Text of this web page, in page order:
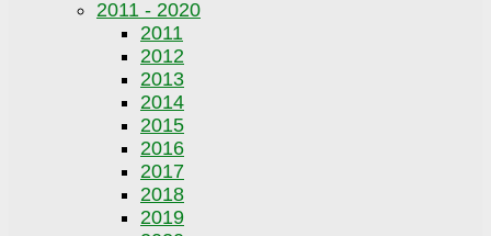
2011 - 2020
2011
2012
2013
2014
2015
2016
2017
2018
2019